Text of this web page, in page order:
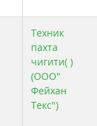
Техник
пахта
чигити( )
(ООО"
Фейхан
Текс")